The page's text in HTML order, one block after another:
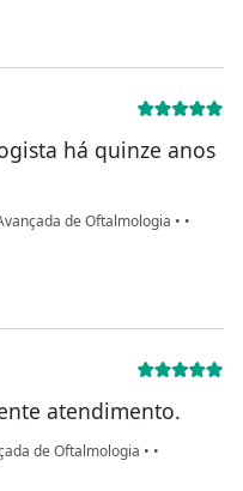
há quinze anos
de Oftalmologia • •
atendimento.
de Oftalmologia • •